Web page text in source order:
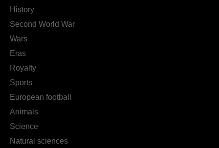
History
Second World War
Wars
Eras
Royalty
Sports
European football
Animals
Science
Natural sciences